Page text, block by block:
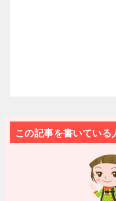
この記事を書いている